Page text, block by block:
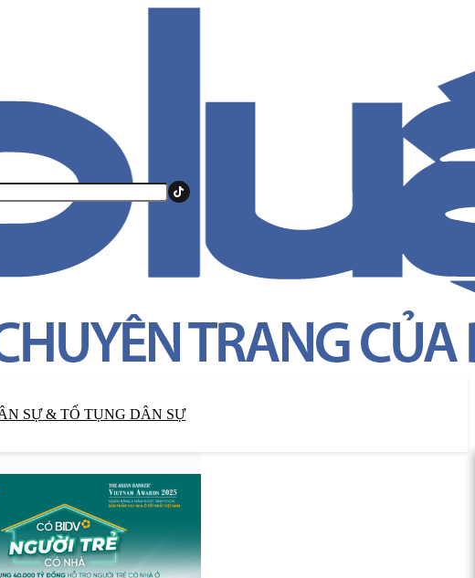
SỰ & TỐ TỤNG DÂN SỰ